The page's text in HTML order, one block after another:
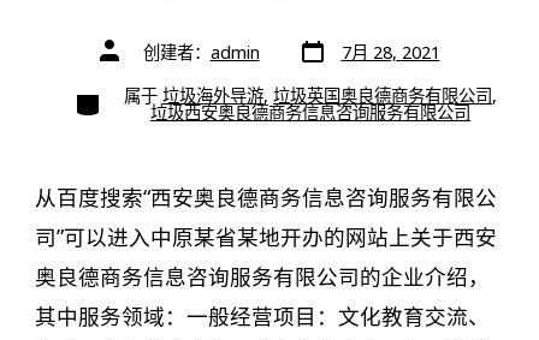
文
章
者
创建者： admin 文
章
期
7月 28, 2021
类
别
属于 垃圾海外导游, 垃圾英国奥良德商务有限公司,
垃圾西安奥良德商务信息咨询服务有限公司
从百度搜索“西安奥良德商务信息咨询服务有限公
司”可以进入中原某省某地开办的网站上关于西安
奥良德商务信息咨询服务有限公司的企业介绍，
其中服务领域：一般经营项目：文化教育交流、